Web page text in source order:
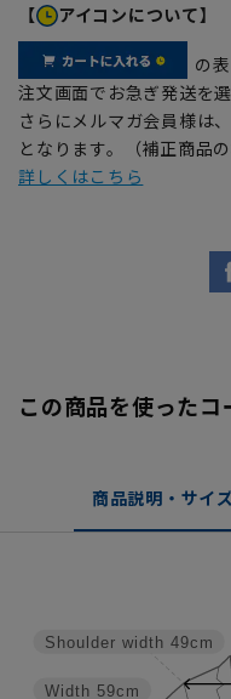
【 アイコンについて】
の
注文画面でお急ぎ発送を
さらにメルマガ会員様は
となります。（補正商品
詳しくはこちら
この商品を使ったコ
商品説明・サイ
Width 59cm
Shoulder width 49cm